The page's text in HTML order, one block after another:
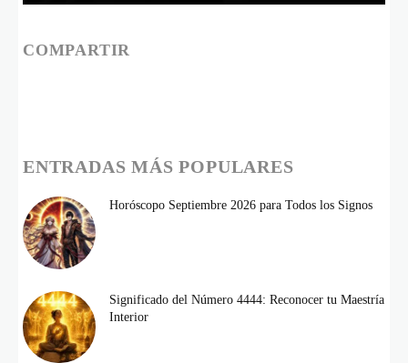
COMPARTIR
ENTRADAS MÁS POPULARES
Horóscopo Septiembre 2026 para Todos los Signos
Significado del Número 4444: Reconocer tu Maestría
Interior